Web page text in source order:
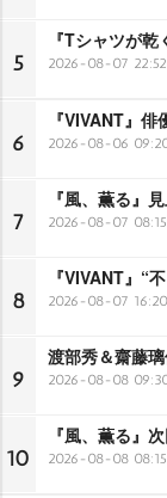
5
『Tシャツが
2026-08-07 22:52
6
『VIVANT』
2026-08-06
7
『風、薫る』
2026-08-07 08:15
8
『VIVANT』“
2026-08-07 16:20
9
渡部秀＆齋藤
2026-08-08
10
『風、薫る』
2026-08-08 08:15